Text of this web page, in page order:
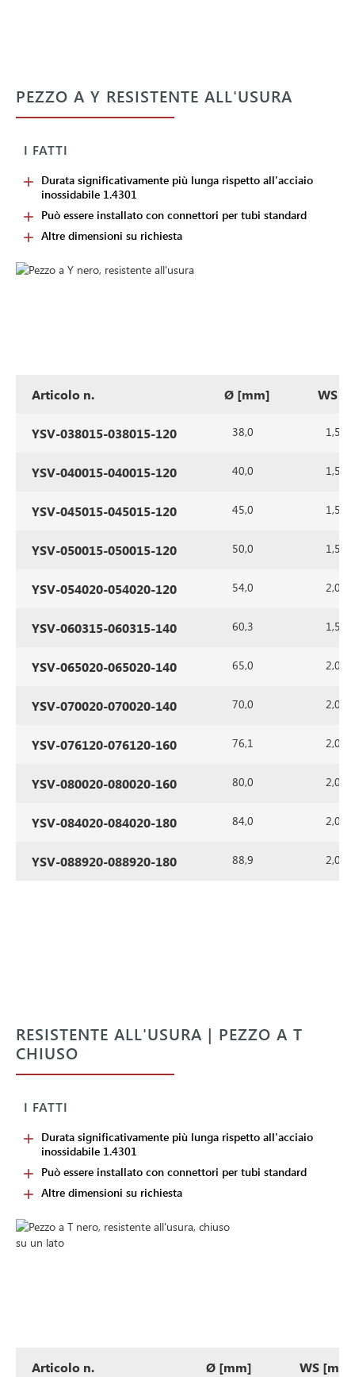
PEZZO A Y RESISTENTE ALL'USURA
I FATTI
Durata significativamente più lunga rispetto all'acciaio
inossidabile 1.4301
Può essere installato con connettori per tubi standard
Altre dimensioni su richiesta
Articolo n. Ø [mm] WS
YSV-038015-038015-120 38,0 1,5
YSV-040015-040015-120 40,0 1,5
YSV-045015-045015-120 45,0 1,5
YSV-050015-050015-120 50,0 1,5
YSV-054020-054020-120 54,0 2,0
YSV-060315-060315-140 60,3 1,5
YSV-065020-065020-140 65,0 2,0
YSV-070020-070020-140 70,0 2,0
YSV-076120-076120-160 76,1 2,0
YSV-080020-080020-160 80,0 2,0
YSV-084020-084020-180 84,0 2,0
YSV-088920-088920-180 88,9 2,0
RESISTENTE ALL'USURA | PEZZO A T
CHIUSO
I FATTI
Durata significativamente più lunga rispetto all'acciaio
inossidabile 1.4301
Può essere installato con connettori per tubi standard
Altre dimensioni su richiesta
Articolo n. Ø [mm] WS [mm]